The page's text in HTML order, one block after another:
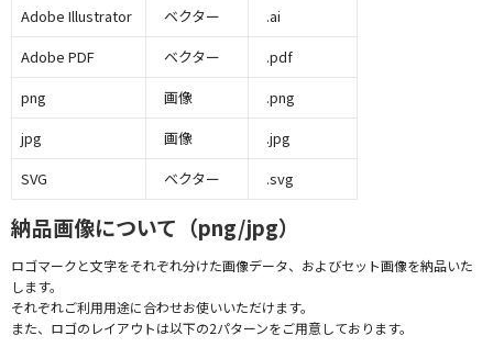
Adobe Illustrator
ベクター
.ai
Adobe PDF
ベクター
.pdf
png
画像
.png
jpg
画像
.jpg
SVG
ベクター .svg
納品画像について（png/jpg）
ロゴマークと文字をそれぞれ分けた画像データ、およびセット画像を納品いた
します。
それぞれご利用用途に合わせお使いいただけます。
また、ロゴのレイアウトは以下の2パターンをご用意しております。